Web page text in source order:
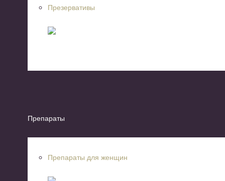
Презервативы
Препараты
Препараты для женщин